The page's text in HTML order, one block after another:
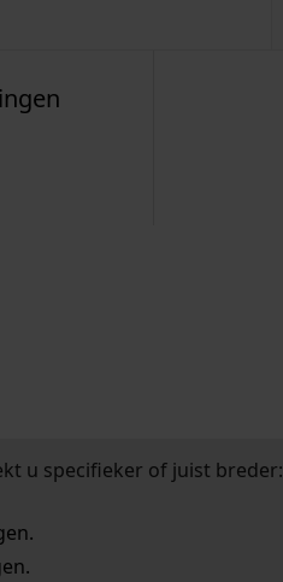
u specifieker of juist breder: